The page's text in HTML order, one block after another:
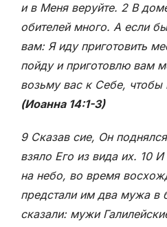
и в Меня веруйте. 2 В
обителей много. А если
вам: Я иду приготовить
пойду и приготовлю вам
возьму вас к Себе,
(Иоанна 14:1-3)
9 Сказав сие, Он
взяло Его из вида их. 10
на небо, во время
предстали им два мужа в
сказали: мужи